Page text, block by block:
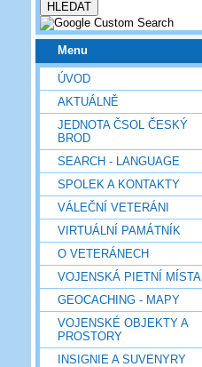
Menu
ÚVOD
AKTUÁLNĚ
JEDNOTA ČSOL ČESKÝ
BROD
SEARCH - LANGUAGE
SPOLEK A KONTAKTY
VÁLEČNÍ VETERÁNI
VIRTUÁLNÍ PAMÁTNÍK
O VETERÁNECH
VOJENSKÁ PIETNÍ MÍSTA
GEOCACHING - MAPY
VOJENSKÉ OBJEKTY A
PROSTORY
INSIGNIE A SUVENYRY